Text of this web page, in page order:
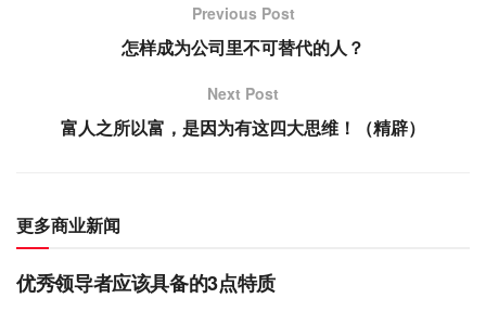
Previous Post
怎样成为公司里不可替代的人？
Next Post
富人之所以富，是因为有这四大思维！（精辟）
更多商业新闻
优秀领导者应该具备的3点特质